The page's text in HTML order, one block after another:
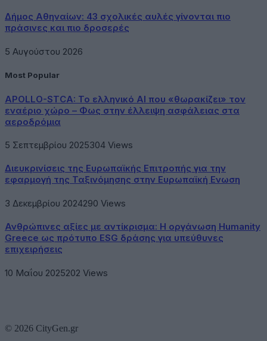
Δήμος Αθηναίων: 43 σχολικές αυλές γίνονται πιο
πράσινες και πιο δροσερές
5 Αυγούστου 2026
Most Popular
APOLLO-STCA: Το ελληνικό AI που «θωρακίζει» τον
εναέριο χώρο – Φως στην έλλειψη ασφάλειας στα
αεροδρόμια
5 Σεπτεμβρίου 2025304 Views
Διευκρινίσεις της Ευρωπαϊκής Επιτροπής για την
εφαρμογή της Ταξινόμησης στην Ευρωπαϊκή Ενωση
3 Δεκεμβρίου 2024290 Views
Ανθρώπινες αξίες με αντίκρισμα: Η οργάνωση Humanity
Greece ως πρότυπο ESG δράσης για υπεύθυνες
επιχειρήσεις
10 Μαΐου 2025202 Views
© 2026 CityGen.gr